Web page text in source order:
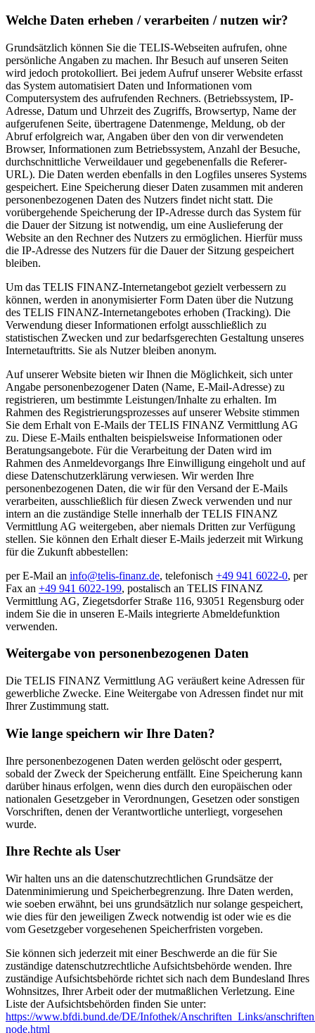
Welche Daten erheben / verarbeiten / nutzen wir?
Grundsätzlich können Sie die TELIS-Webseiten aufrufen, ohne
persönliche Angaben zu machen. Ihr Besuch auf unseren Seiten
wird jedoch protokolliert. Bei jedem Aufruf unserer Website erfasst
das System automatisiert Daten und Informationen vom
Computersystem des aufrufenden Rechners. (Betriebssystem, IP-
Adresse, Datum und Uhrzeit des Zugriffs, Browsertyp, Name der
aufgerufenen Seite, übertragene Datenmenge, Meldung, ob der
Abruf erfolgreich war, Angaben über den von dir verwendeten
Browser, Informationen zum Betriebssystem, Anzahl der Besuche,
durchschnittliche Verweildauer und gegebenenfalls die Referer-
URL). Die Daten werden ebenfalls in den Logfiles unseres Systems
gespeichert. Eine Speicherung dieser Daten zusammen mit anderen
personenbezogenen Daten des Nutzers findet nicht statt. Die
vorübergehende Speicherung der IP-Adresse durch das System für
die Dauer der Sitzung ist notwendig, um eine Auslieferung der
Website an den Rechner des Nutzers zu ermöglichen. Hierfür muss
die IP-Adresse des Nutzers für die Dauer der Sitzung gespeichert
bleiben.
Um das TELIS FINANZ-Internetangebot gezielt verbessern zu
können, werden in anonymisierter Form Daten über die Nutzung
des TELIS FINANZ-Internetangebotes erhoben (Tracking). Die
Verwendung dieser Informationen erfolgt ausschließlich zu
statistischen Zwecken und zur bedarfsgerechten Gestaltung unseres
Internetauftritts. Sie als Nutzer bleiben anonym.
Auf unserer Website bieten wir Ihnen die Möglichkeit, sich unter
Angabe personenbezogener Daten (Name, E-Mail-Adresse) zu
registrieren, um bestimmte Leistungen/Inhalte zu erhalten. Im
Rahmen des Registrierungsprozesses auf unserer Website stimmen
Sie dem Erhalt von E-Mails der TELIS FINANZ Vermittlung AG
zu. Diese E-Mails enthalten beispielsweise Informationen oder
Beratungsangebote. Für die Verarbeitung der Daten wird im
Rahmen des Anmeldevorgangs Ihre Einwilligung eingeholt und auf
diese Datenschutzerklärung verwiesen. Wir werden Ihre
personenbezogenen Daten, die wir für den Versand der E-Mails
verarbeiten, ausschließlich für diesen Zweck verwenden und nur
intern an die zuständige Stelle innerhalb der TELIS FINANZ
Vermittlung AG weitergeben, aber niemals Dritten zur Verfügung
stellen. Sie können den Erhalt dieser E-Mails jederzeit mit Wirkung
für die Zukunft abbestellen:
per E-Mail an info@telis-finanz.de, telefonisch +49 941 6022-0, per
Fax an +49 941 6022-199, postalisch an TELIS FINANZ
Vermittlung AG, Ziegetsdorfer Straße 116, 93051 Regensburg oder
indem Sie die in unseren E-Mails integrierte Abmeldefunktion
verwenden.
Weitergabe von personenbezogenen Daten
Die TELIS FINANZ Vermittlung AG veräußert keine Adressen für
gewerbliche Zwecke. Eine Weitergabe von Adressen findet nur mit
Ihrer Zustimmung statt.
Wie lange speichern wir Ihre Daten?
Ihre personenbezogenen Daten werden gelöscht oder gesperrt,
sobald der Zweck der Speicherung entfällt. Eine Speicherung kann
darüber hinaus erfolgen, wenn dies durch den europäischen oder
nationalen Gesetzgeber in Verordnungen, Gesetzen oder sonstigen
Vorschriften, denen der Verantwortliche unterliegt, vorgesehen
wurde.
Ihre Rechte als User
Wir halten uns an die datenschutzrechtlichen Grundsätze der
Datenminimierung und Speicherbegrenzung. Ihre Daten werden,
wie soeben erwähnt, bei uns grundsätzlich nur solange gespeichert,
wie dies für den jeweiligen Zweck notwendig ist oder wie es die
vom Gesetzgeber vorgesehenen Speicherfristen vorgeben.
Sie können sich jederzeit mit einer Beschwerde an die für Sie
zuständige datenschutzrechtliche Aufsichtsbehörde wenden. Ihre
zuständige Aufsichtsbehörde richtet sich nach dem Bundesland Ihres
Wohnsitzes, Ihrer Arbeit oder der mutmaßlichen Verletzung. Eine
Liste der Aufsichtsbehörden finden Sie unter:
https://www.bfdi.bund.de/DE/Infothek/Anschriften_Links/
node.html